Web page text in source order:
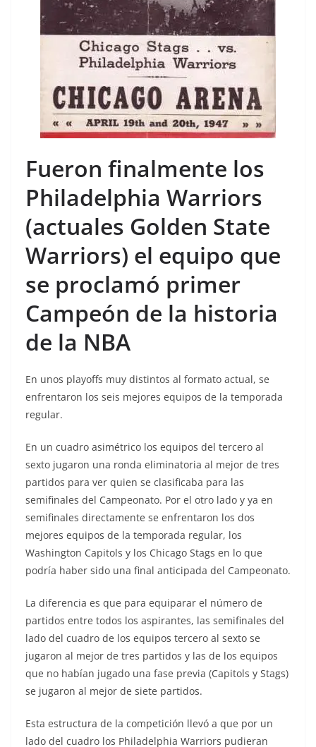
Fueron finalmente los
Philadelphia Warriors
(actuales Golden State
Warriors) el equipo que
se proclamó primer
Campeón de la historia
de la NBA
En unos playoffs muy distintos al formato actual, se
enfrentaron los seis mejores equipos de la temporada
regular.
En un cuadro asimétrico los equipos del tercero al
sexto jugaron una ronda eliminatoria al mejor de tres
partidos para ver quien se clasificaba para las
semifinales del Campeonato. Por el otro lado y ya en
semifinales directamente se enfrentaron los dos
mejores equipos de la temporada regular, los
Washington Capitols y los Chicago Stags en lo que
podría haber sido una final anticipada del Campeonato.
La diferencia es que para equiparar el número de
partidos entre todos los aspirantes, las semifinales del
lado del cuadro de los equipos tercero al sexto se
jugaron al mejor de tres partidos y las de los equipos
que no habían jugado una fase previa (Capitols y Stags)
se jugaron al mejor de siete partidos.
Esta estructura de la competición llevó a que por un
lado del cuadro los Philadelphia Warriors pudieran